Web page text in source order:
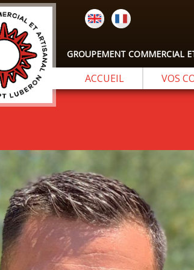
GROUPEMENT COMMERCIAL
ACCUEIL VOS